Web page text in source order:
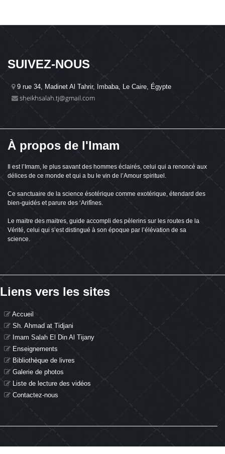
SUIVEZ-NOUS
9 rue 34, Madinet Al Tahrir, Imbaba, Le Caire, Égypte
sheikhsalah.tj@gmail.com
À propos de l'Imam
Il est l’Imam, le plus savant des hommes éclairés, celui qui a renoncé aux
délices de ce monde et qui a bu le vin de l’Amour spirituel.
Ce sanctuaire de la science ésotérique comme exotérique, étendard des
bien-guidés et parure des ‘Arifînes.
Le maitre des maitres, guide accompli des pèlerins sur les routes de la
Vérité, celui qui s’est distingué à son époque par l’élévation de sa
science.
Liens vers les sites
Accueil
Sh. Ahmad at Tidjani
Imam Salah El Din Al Tijany
Enseignements
Bibliothèque de livres
Galerie de photos
Liste de lecture des vidéos
Contactez-nous